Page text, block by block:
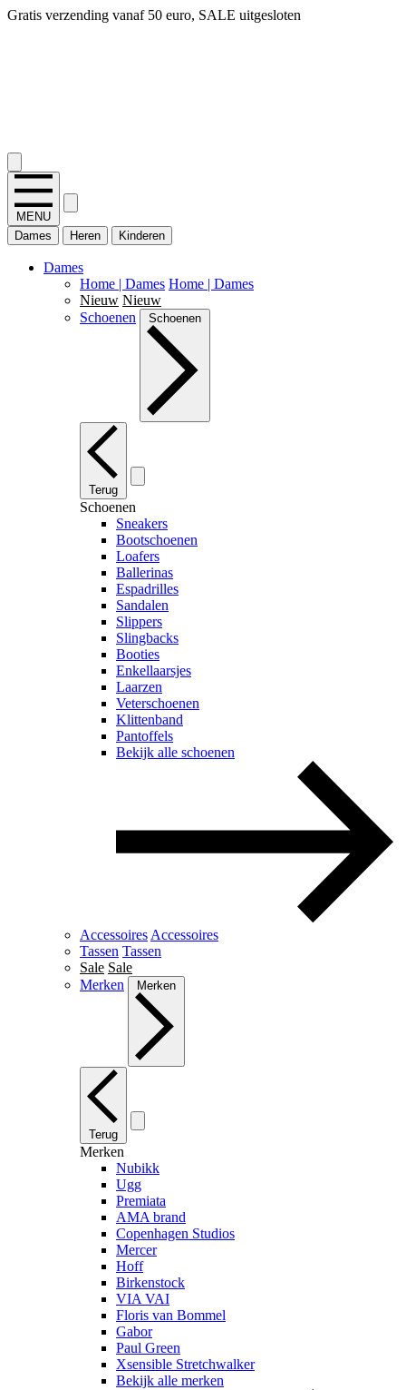
14 dagen bedenktijd, snel geld terug!
MENU
Dames
Heren Kinderen
Dames
Home | Dames Home | Dames
Nieuw Nieuw
Schoenen
Schoenen
Terug
Schoenen
Sneakers
Bootschoenen
Loafers
Ballerinas
Espadrilles
Sandalen
Slippers
Slingbacks
Booties
Enkellaarsjes
Laarzen
Veterschoenen
Klittenband
Pantoffels
Bekijk alle schoenen
Accessoires Accessoires
Tassen Tassen
Sale Sale
Merken
Merken
Terug
Merken
Nubikk
Ugg
Premiata
AMA brand
Copenhagen Studios
Mercer
Hoff
Birkenstock
VIA VAI
Floris van Bommel
Gabor
Paul Green
Xsensible Stretchwalker
Bekijk alle merken